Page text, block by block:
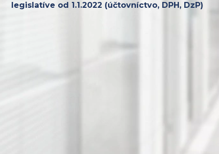
legislatíve od 1.1.2022 (účtovníctvo, DPH, DzP)